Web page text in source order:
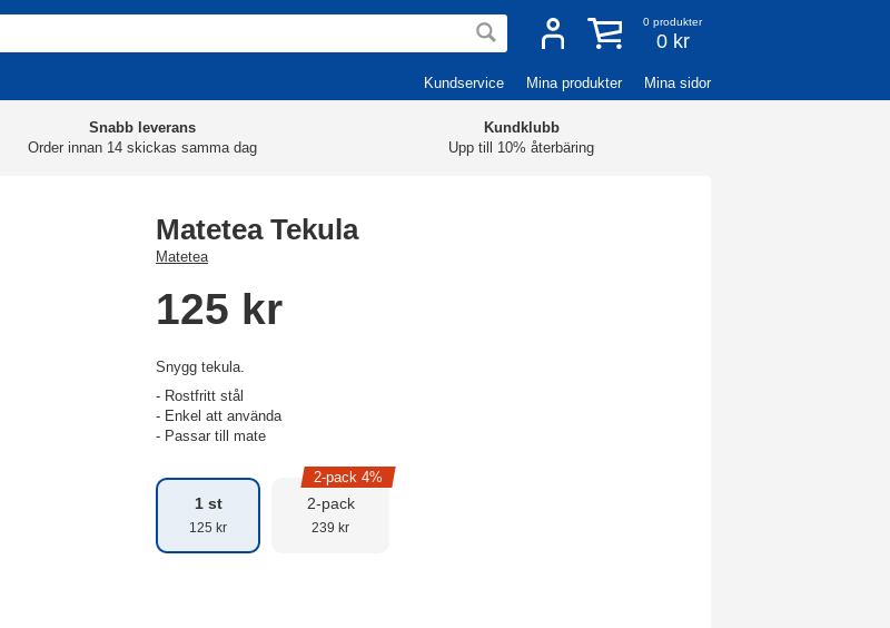
0 produkter
0 kr
Kundservice Mina produkter Mina sidor
Snabb leverans
Order innan 14 skickas samma dag
Kundklubb
Upp till 10% återbäring
Matetea Tekula
Matetea
125 kr
Snygg tekula.
- Rostfritt stål
- Enkel att använda
- Passar till mate
1 st
125 kr
2-pack
239 kr
2-pack 4%